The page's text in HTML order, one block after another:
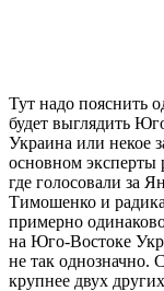
Тут надо пояснить
будет выглядить
Украина или некое
основном эксперты
где голосовали за
Тимошенко и
примерно
на Юго-Востоке
не так однозначно.
крупнее двух